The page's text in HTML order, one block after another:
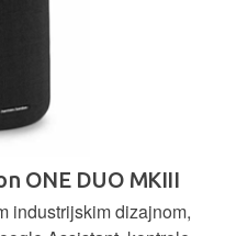
ONE DUO MKIII
industrijskim dizajnom,